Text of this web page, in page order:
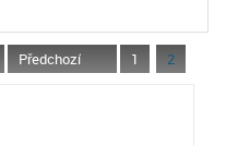
Předchozí 1 2